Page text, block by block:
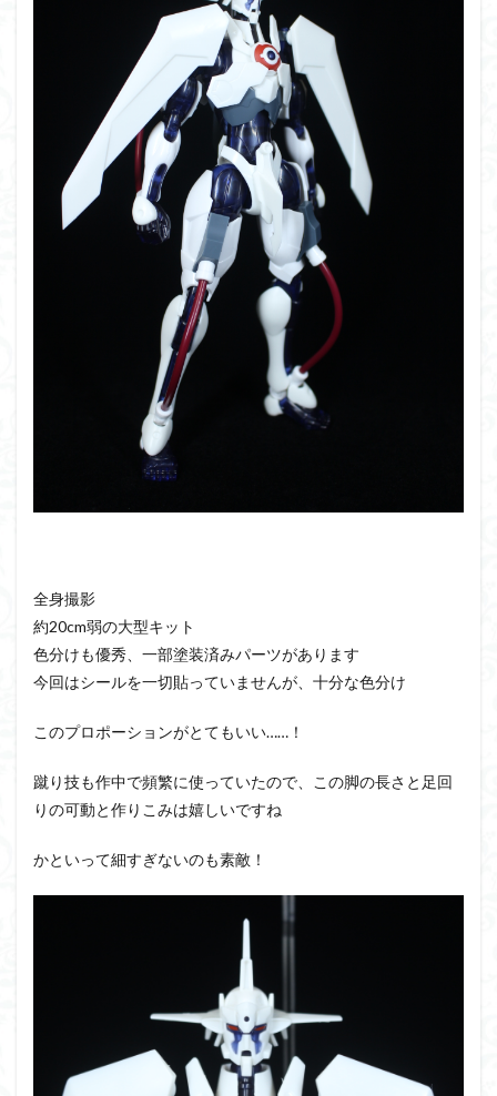
全身撮影
約20cm弱の大型キット
色分けも優秀、一部塗装済みパーツがあります
今回はシールを一切貼っていませんが、十分な色分け
このプロポーションがとてもいい……！
蹴り技も作中で頻繁に使っていたので、この脚の長さと足回
りの可動と作りこみは嬉しいですね
かといって細すぎないのも素敵！